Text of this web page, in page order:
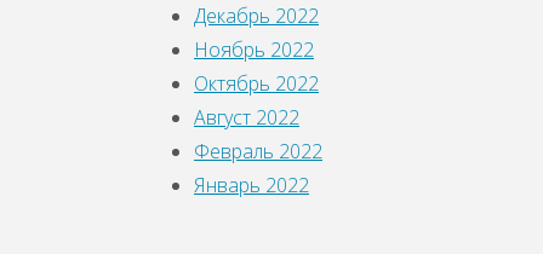
Декабрь 2022
Ноябрь 2022
Октябрь 2022
Август 2022
Февраль 2022
Январь 2022